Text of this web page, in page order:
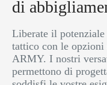
di
Liberate il
tattico con le
ARMY. I nostri
permettono di